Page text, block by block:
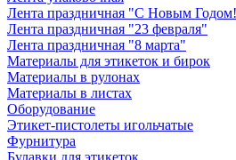
Лента праздничная "С Новым
Лента праздничная "23 февраля"
Лента праздничная "8 марта"
Материалы для этикеток и бирок
Материалы в рулонах
Материалы в листах
Оборудование
Этикет-пистолеты игольчатые
Фурнитура
Булавки для этикеток